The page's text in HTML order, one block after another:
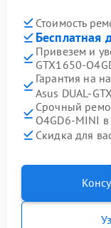
Стоимость
Бесплатная
Привезем и
GTX1650-
Гарантия на
Asus DUAL-
Срочный
O4GD6-MINI в
Скидка для